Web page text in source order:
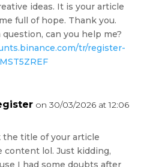
ideas. It is your article
full of hope. Thank you.
question, can you help me?
tr/register-
on 30/03/2026 at 12:06
the title of your article
content lol. Just kidding,
I had some doubts after